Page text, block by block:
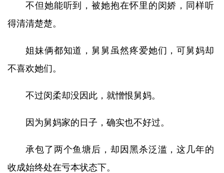
不但她能听到，被她抱在怀里的闵娇，同样听
得清清楚楚。
姐妹俩都知道，舅舅虽然疼爱她们，可舅妈却
不喜欢她们。
不过闵柔却没因此，就憎恨舅妈。
因为舅妈家的日子，确实也不好过。
承包了两个鱼塘后，却因黑杀泛滥，这几年的
收成始终处在亏本状态下。